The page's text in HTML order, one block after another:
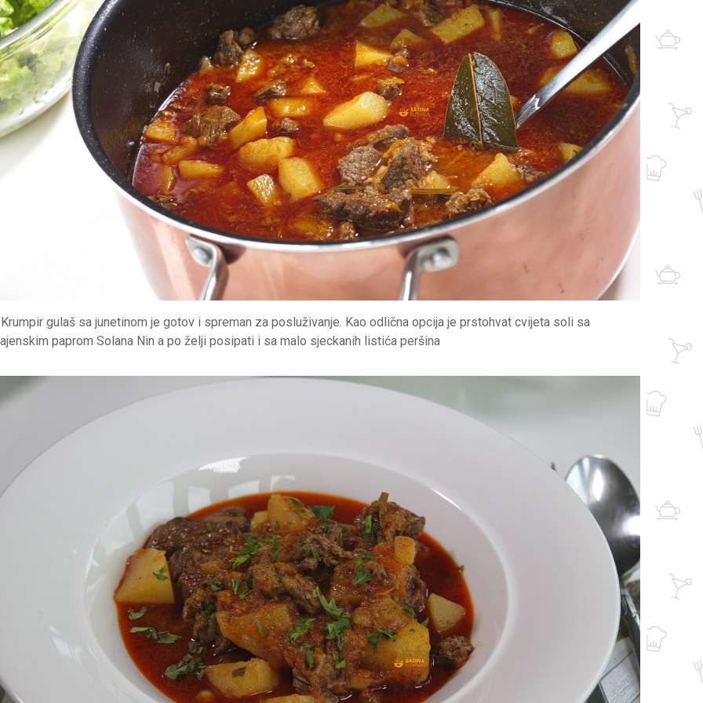
gulaš sa junetinom je gotov i spreman za posluživanje. Kao odlična opcija je prstohvat cvijeta soli sa
paprom Solana Nin a po želji posipati i sa malo sjeckanih listića peršina